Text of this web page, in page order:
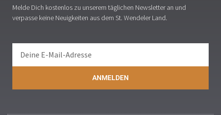
Melde Dich kostenlos zu unserem täglichen Newsletter an und
verpasse keine Neuigkeiten aus dem St. Wendeler Land.
ANMELDEN